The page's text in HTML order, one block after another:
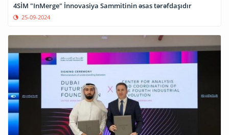
4SİM "InMerge" İnnovasiya Sammitinin əsas tərəfdaşıdır
25-09-2024